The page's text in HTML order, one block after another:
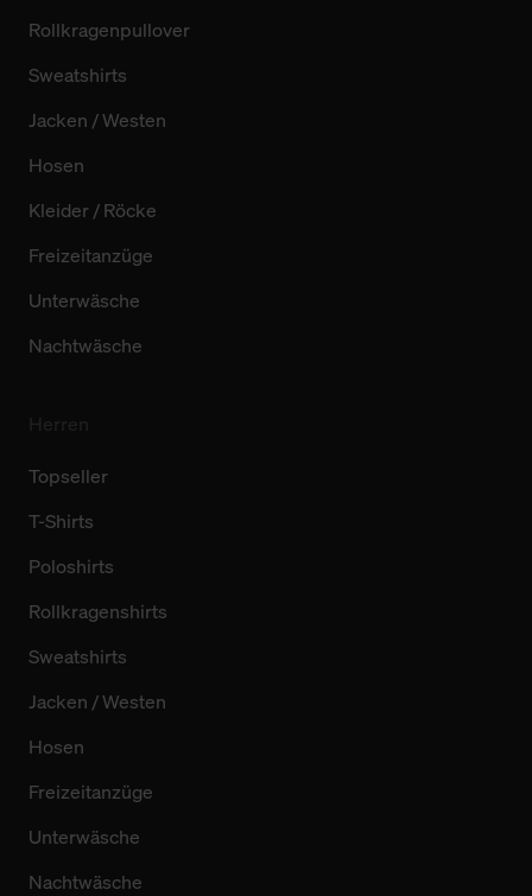
Rollkragenpullover
Sweatshirts
Jacken / Westen
Hosen
Kleider / Röcke
Freizeitanzüge
Unterwäsche
Nachtwäsche
Topseller
T-Shirts
Poloshirts
Rollkragenshirts
Sweatshirts
Jacken / Westen
Hosen
Freizeitanzüge
Unterwäsche
Nachtwäsche